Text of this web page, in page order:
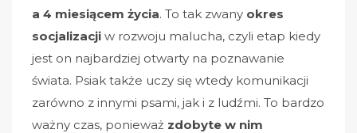
a 4 miesiącem życia. To tak zwany okres
socjalizacji w rozwoju malucha, czyli etap kiedy
jest on najbardziej otwarty na poznawanie
świata. Psiak także uczy się wtedy komunikacji
zarówno z innymi psami, jak i z ludźmi. To bardzo
ważny czas, ponieważ zdobyte w nim